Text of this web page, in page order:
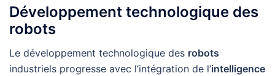
Développement technologique des
robots
Le développement technologique des robots
industriels progresse avec l’intégration de l’intelligence